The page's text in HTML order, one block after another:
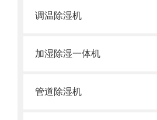
调温除湿机
加湿除湿一体机
管道除湿机